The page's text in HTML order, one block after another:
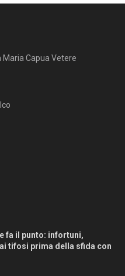
Capua Vetere
fa il punto: infortuni,
tifosi prima della sfida con